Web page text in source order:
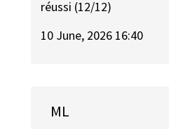
réussi (12/12)
10 June, 2026 16:40
ML